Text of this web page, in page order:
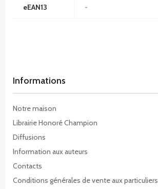
eEAN13 -
Informations
Notre maison
Librairie Honoré Champion
Diffusions
Information aux auteurs
Contacts
Conditions générales de vente aux particuliers